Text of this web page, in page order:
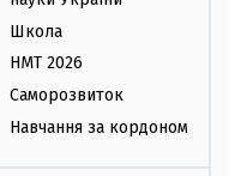
Школа
НМТ 2026
Саморозвиток
Навчання за кордоном